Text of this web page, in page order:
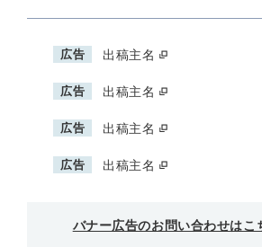
広告 出稿主名
広告 出稿主名
広告 出稿主名
広告 出稿主名
バナー広告のお問い合わせはこ